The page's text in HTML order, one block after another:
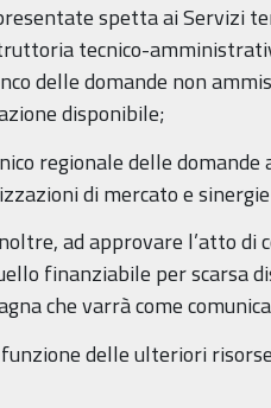
spetta ai Servizi
tecnico-
delle domande non
disponibile;
regionale delle
di mercato e
ad approvare l’atto di
finanziabile per scarsa
che varrà come
delle ulteriori